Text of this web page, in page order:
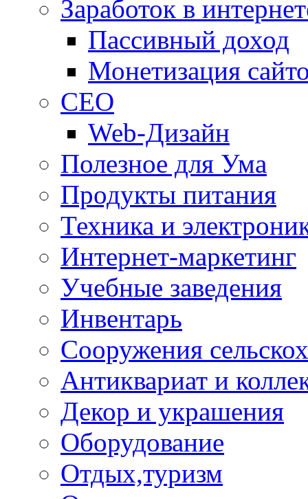
Заработок в
Пассивный доход
Монетизация
СЕО
Web-Дизайн
Полезное для Ума
Продукты питания
Техника и
Интернет-маркетинг
Учебные заведения
Инвентарь
Cооружения
Антиквариат и
Декор и украшения
Оборудование
Отдых,туризм